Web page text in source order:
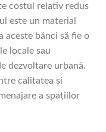
costul relativ redus
este un material
aceste bănci să fie o
locale sau
dezvoltare urbană.
calitatea și
a spațiilor